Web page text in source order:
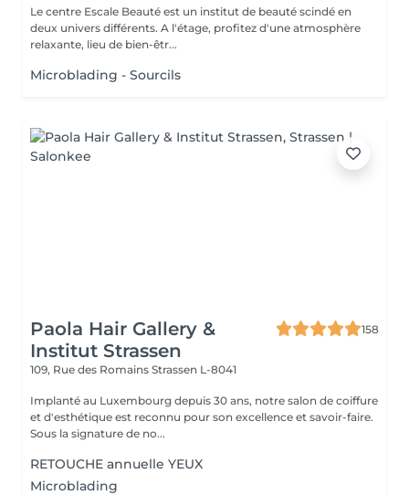
Le centre Escale Beauté est un institut de beauté scindé en
deux univers différents. A l'étage, profitez d'une atmosphère
relaxante, lieu de bien-êtr...
Microblading - Sourcils
Paola Hair Gallery &
Institut Strassen
158
109, Rue des Romains Strassen L-8041
Implanté au Luxembourg depuis 30 ans, notre salon de coiffure
et d'esthétique est reconnu pour son excellence et savoir-faire.
Sous la signature de no...
RETOUCHE annuelle YEUX
Microblading